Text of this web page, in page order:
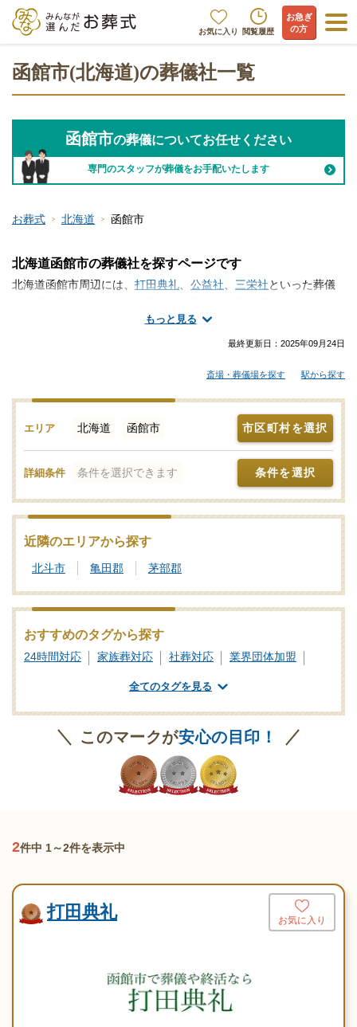
お気に入り 閲覧履歴
お急ぎ
の方
函館市(北海道)の葬儀社一覧
函館市の葬儀についてお任せください
専門のスタッフが葬儀をお手配いたします
お葬式 北海道 函館市
もっと見る
北海道函館市の葬儀社を探すページです
北海道函館市周辺には、 打田典礼、 公益社、 三栄社といった葬儀
お探しですか？火葬のみ、一日葬、家族葬、一般的なお葬式な
ど、手厚く真心のこもったサービスが魅力の葬儀屋さんから大規
選択することが大切です。各葬儀屋さんの特徴、おすすめの葬儀
社などをご覧ください。「みんなが選んだお葬式」では、基準を
満たした函館市対応の葬儀社・葬儀屋さんをご紹介しておりま
す。少しでもご不明点などがあれば、些細と思われることでも遠
慮なく、24時間365日お電話でご相談いただけます。函館市の葬儀
社を比較検討の際に「信頼のおける葬儀屋さんはどこ？」などの
んをご案内いたしますので、あわせて新サービスなどの最新情報
をチェックするなど、しっかりと情報収集を行って信頼のおけそ
うな葬儀会社を探しましょう。
最終更新日： 2025年09月24日
斎場・葬儀場を探す 駅から探す
エリア 北海道 函館市 市区町村を選択
詳細条件 条件を選択できます 条件を選択
近隣のエリアから探す
北斗市 亀田郡 茅部郡
おすすめのタグから探す
24時間対応 家族葬対応 社葬対応
業界団体加盟
ご遺体あずかり 専用斎場あり
全てのタグを見る
このマークが安心の目印！
2件中 1～2件を表示中
打田典礼 お気に入り